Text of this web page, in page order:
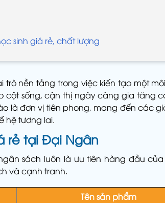
sinh giá rẻ, chất lượng
trò nền tảng trong việc kiến tạo một
sống, cận thị ngày càng gia tăng
là đơn vị tiên phong, mang đến các
hệ tương lai.
rẻ tại Đại Ngân
sách luôn là ưu tiên hàng đầu
và cạnh tranh.
Tên sản phẩm